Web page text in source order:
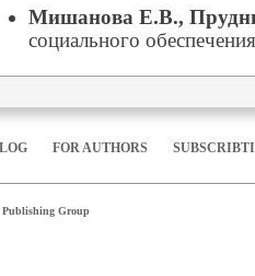
Мишанова Е.В.,
социального
FOR AUTHORS
Publishing Group